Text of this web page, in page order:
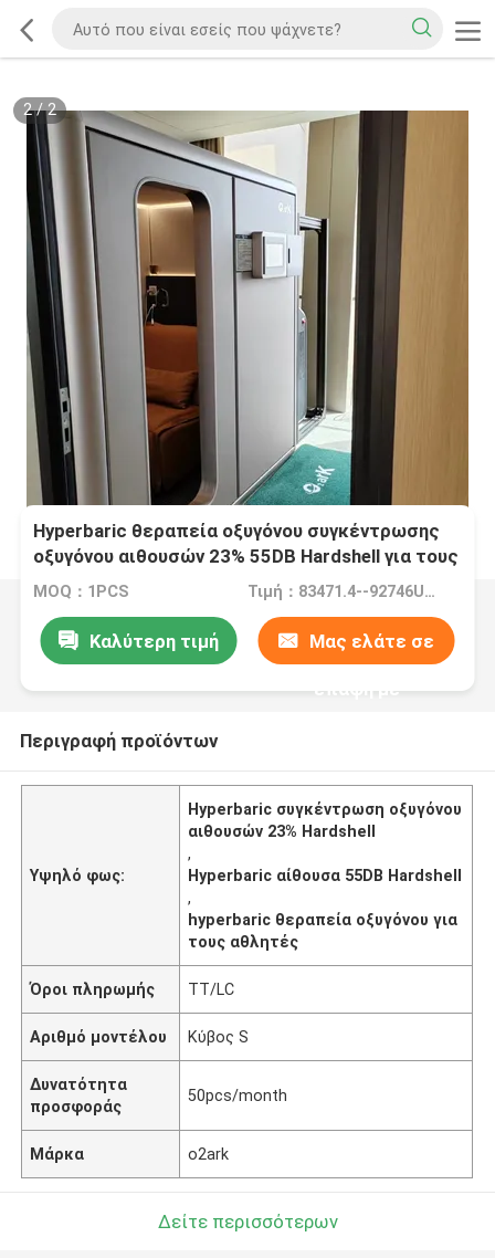
2/2
Hyperbaric θεραπεία οξυγόνου συγκέντρωσης
οξυγόνου αιθουσών 23% 55DB Hardshell για τους
αθλητές
MOQ：1PCS Τιμή：83471.4--92746USD
Καλύτερη τιμή Μας ελάτε σε
επαφή με
Περιγραφή προϊόντων
Υψηλό φως:
Hyperbaric συγκέντρωση οξυγόνου
αιθουσών 23% Hardshell
,
Hyperbaric αίθουσα 55DB Hardshell
,
hyperbaric θεραπεία οξυγόνου για
τους αθλητές
Όροι πληρωμής TT/LC
Αριθμό μοντέλου Κύβος S
Δυνατότητα
προσφοράς
50pcs/month
Μάρκα o2ark
Δείτε περισσότερων